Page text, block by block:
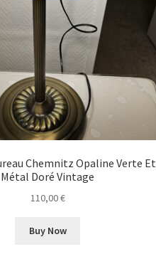
Chemnitz Opaline Verte Et
Métal Doré Vintage
110,00€
Buy Now